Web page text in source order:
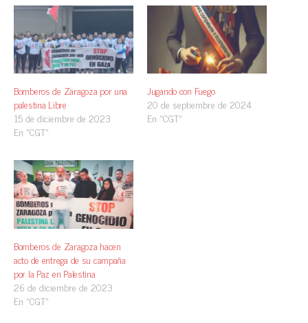
Bomberos de Zaragoza por una
palestina Libre
15 de diciembre de 2023
En «CGT»
Jugando con Fuego
20 de septiembre de 2024
En «CGT»
Bomberos de Zaragoza hacen
acto de entrega de su campaña
por la Paz en Palestina
26 de diciembre de 2023
En «CGT»